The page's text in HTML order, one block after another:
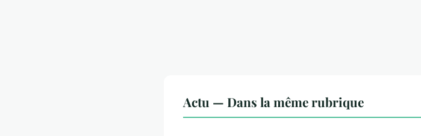
Actu — Dans la même rubrique